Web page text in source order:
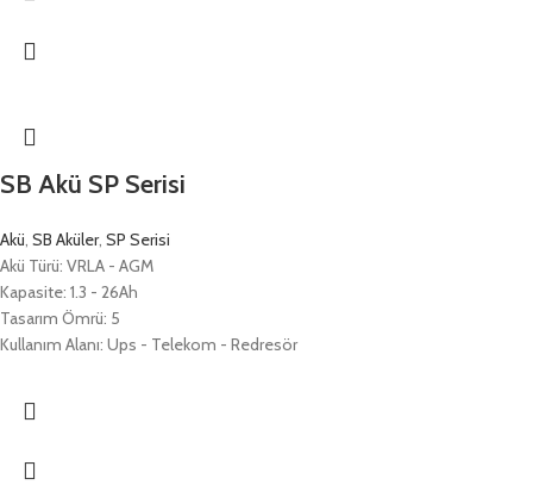
SB Akü SP Serisi
Akü, SB Aküler, SP Serisi
Akü Türü: VRLA - AGM
Kapasite: 1.3 - 26Ah
Tasarım Ömrü: 5
Kullanım Alanı: Ups - Telekom - Redresör